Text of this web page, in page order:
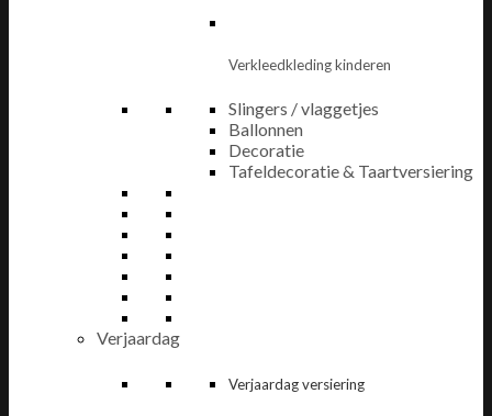
Verkleedkleding kinderen
Slingers / vlaggetjes
Ballonnen
Decoratie
Tafeldecoratie & Taartversiering
Verjaardag
Verjaardag versiering